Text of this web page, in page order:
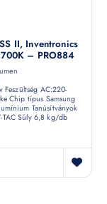
II, Inventronics
– PRO884
AC:220-
Chip típus Samsung
Tanúsítványok
TAC Súly 6,8 kg/db